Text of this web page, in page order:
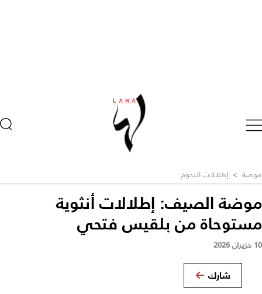
موضة > إطلالات النجوم
موضة الصيف: إطلالات أنثوية
مستوحاة من بلقيس فتحي
10 حزيران 2026
شارك